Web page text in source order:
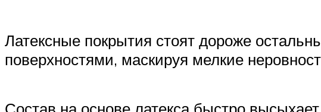
Латексные покрытия стоят дороже
поверхностями, маскируя мелкие